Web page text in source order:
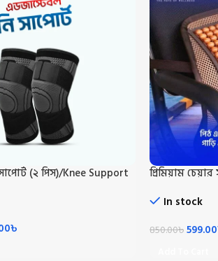
(২ পিস)/Knee Support
৳
প্রিমিয়াম
In stock
850.00৳599.00